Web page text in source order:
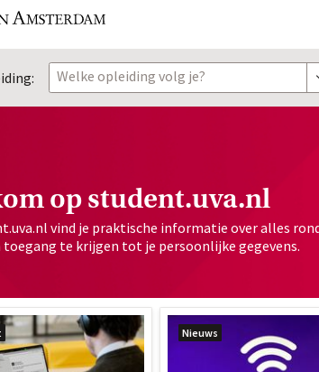
Welke opleiding volg je?
op student.uva.nl
vind je praktische informatie over alles
toegang te krijgen tot je persoonlijke gegevens.
Nieuws